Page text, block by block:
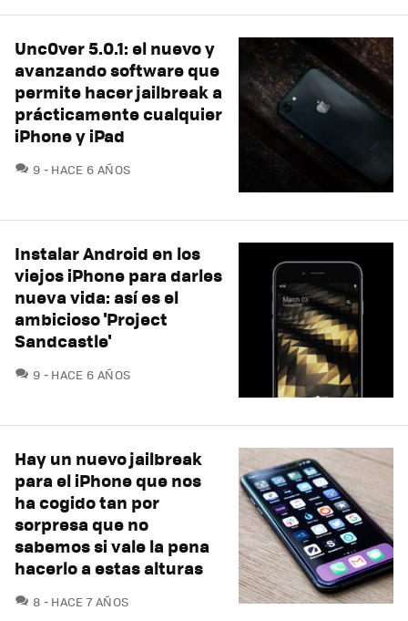
Unc0ver 5.0.1: el nuevo y
avanzando software que
permite hacer jailbreak a
prácticamente cualquier
iPhone y iPad
9 COMENTARIOS
HACE 6 AÑOS
Instalar Android en los
viejos iPhone para darles
nueva vida: así es el
ambicioso 'Project
Sandcastle'
9 COMENTARIOS
HACE 6 AÑOS
Hay un nuevo jailbreak
para el iPhone que nos
ha cogido tan por
sorpresa que no
sabemos si vale la pena
hacerlo a estas alturas
8 COMENTARIOS
HACE 7 AÑOS